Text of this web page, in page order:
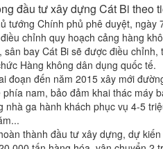
đầu tư xây dựng Cát Bi theo
tướng Chính phủ phê duyệt, ngày
chỉnh quy hoạch cảng hàng
sân bay Cát Bi sẽ được điều
Hàng không dân dụng quốc tế.
đoạn đến năm 2015 xây mới
phía nam, bảo đảm khai thác máy
nhà ga hành khách phục vụ 4-5
thành đầu tư xây dựng, dự